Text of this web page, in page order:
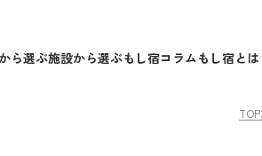
ら選ぶ施設から選ぶもし宿コラムもし宿とは
TOP